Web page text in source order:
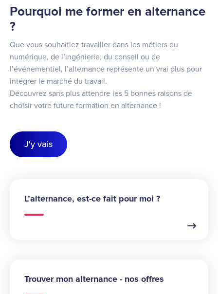
Pourquoi me former en alternance
?
Que vous souhaitiez travailler dans les métiers du
numérique, de l’ingénierie, du conseil ou de
l’événementiel, l’alternance représente un vrai plus pour
intégrer le marché du travail.
Découvrez sans plus attendre les 5 bonnes raisons de
choisir votre future formation en alternance !
J'y vais
L’alternance, est-ce fait pour moi ?
Trouver mon alternance - nos offres